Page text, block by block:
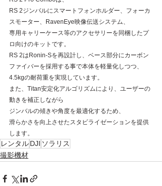
RS 2ジンバルにスマートフォンホルダー、フォーカ
スモーター、RavenEye映像伝送システム、
専用キャリーケース等のアクセサリーを同梱したプ
ロ向けのキットです。
RS 2はRonin-Sを再設計し、ベース部分にカーボン
ファイバーを採用する事で本体を軽量化しつつ、
4.5kgの耐荷重を実現しています。
また、Titan安定化アルゴリズムにより、ユーザーの
動きを補正しながら
ジンバルの傾きや角度を最適化するため、
滑らかさを向上させたスタビライゼーションを提供
します。
レンタルDJI ソラリス
撮影機材